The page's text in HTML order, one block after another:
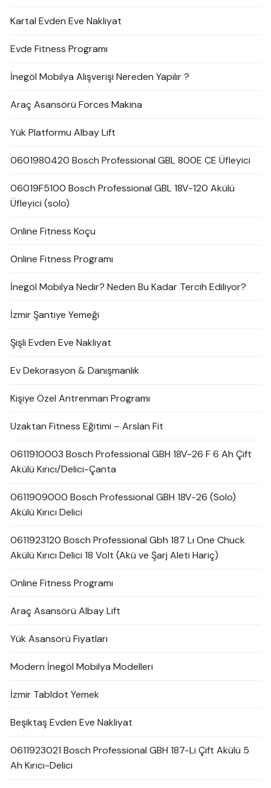
Kartal Evden Eve Nakliyat
Evde Fitness Programı
İnegöl Mobilya Alışverişi Nereden Yapılır ?
Araç Asansörü Forces Makina
Yük Platformu Albay Lift
0601980420 Bosch Professional GBL 800E CE Üfleyici
06019F5100 Bosch Professional GBL 18V-120 Akülü
Üfleyici (solo)
Online Fitness Koçu
Online Fitness Programı
İnegöl Mobilya Nedir? Neden Bu Kadar Tercih Ediliyor?
İzmir Şantiye Yemeği
Şişli Evden Eve Nakliyat
Ev Dekorasyon & Danışmanlık
Kişiye Özel Antrenman Programı
Uzaktan Fitness Eğitimi – Arslan Fit
0611910003 Bosch Professional GBH 18V-26 F 6 Ah Çift
Akülü Kırıcı/Delici-Çanta
0611909000 Bosch Professional GBH 18V-26 (Solo)
Akülü Kırıcı Delici
0611923120 Bosch Professional Gbh 187 Lı One Chuck
Akülü Kırıcı Delici 18 Volt (Akü ve Şarj Aleti Hariç)
Online Fitness Programı
Araç Asansörü Albay Lift
Yük Asansörü Fiyatları
Modern İnegöl Mobilya Modelleri
İzmir Tabldot Yemek
Beşiktaş Evden Eve Nakliyat
0611923021 Bosch Professional GBH 187-Li Çift Akülü 5
Ah Kırıcı-Delici